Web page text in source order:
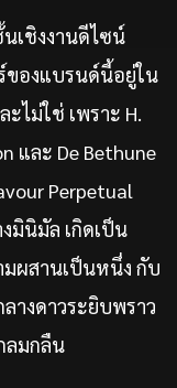
เชิงงานดีไซน์
ร์ของแบรนด์นี้อยู่ใน
ไม่ใช่ เพราะ H.
และ De Bethune
Perpetual
มินิมัล เกิดเป็น
มผสานเป็นหนึ่ง กับ
างดาวระยิบพราว
ลมกลืน